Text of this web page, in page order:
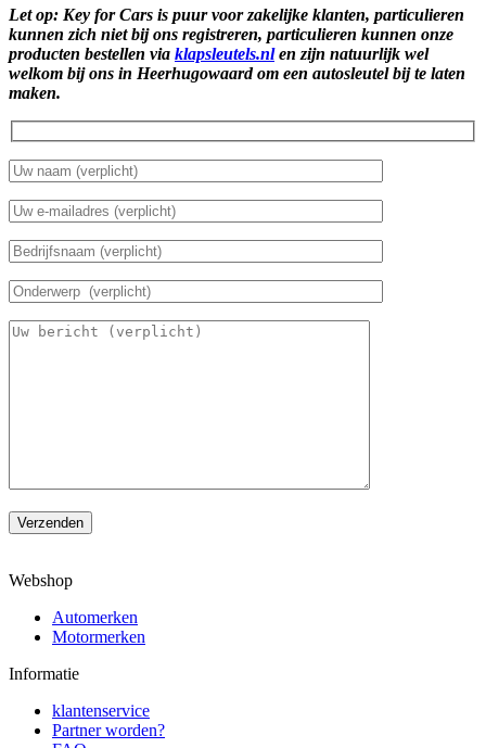
Let op: Key for Cars is puur voor zakelijke klanten, particulieren
kunnen zich niet bij ons registreren, particulieren kunnen onze
producten bestellen via klapsleutels.nlen zijn natuurlijk wel
welkom bij ons in Heerhugowaard om een autosleutel bij te laten
maken.
Verzenden
Webshop
Automerken
Motormerken
Informatie
klantenservice
Partner worden?